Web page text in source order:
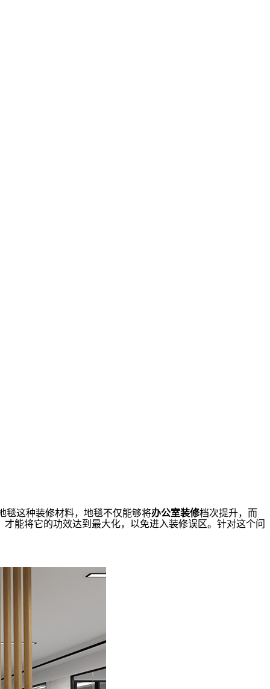
毯这种装修材料，地毯不仅能够将办公室装修档次提升，而
才能将它的功效达到最大化，以免进入装修误区。针对这个问